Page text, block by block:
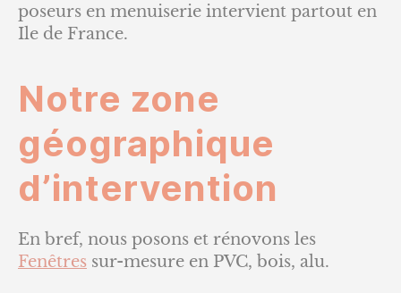
poseurs en menuiserie intervient partout en
Ile de France.
Notre zone
géographique
d’intervention
En bref, nous posons et rénovons les
Fenêtres sur-mesure en PVC, bois, alu.